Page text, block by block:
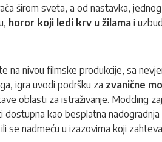
širom sveta, a od nastavka,
horor koji ledi krv u žilama i
na nivou filmske produkcije, sa
igra uvodi podršku za zvanične
oblasti za istraživanje. Modding
kao besplatna
se nadmeću u izazovima koji